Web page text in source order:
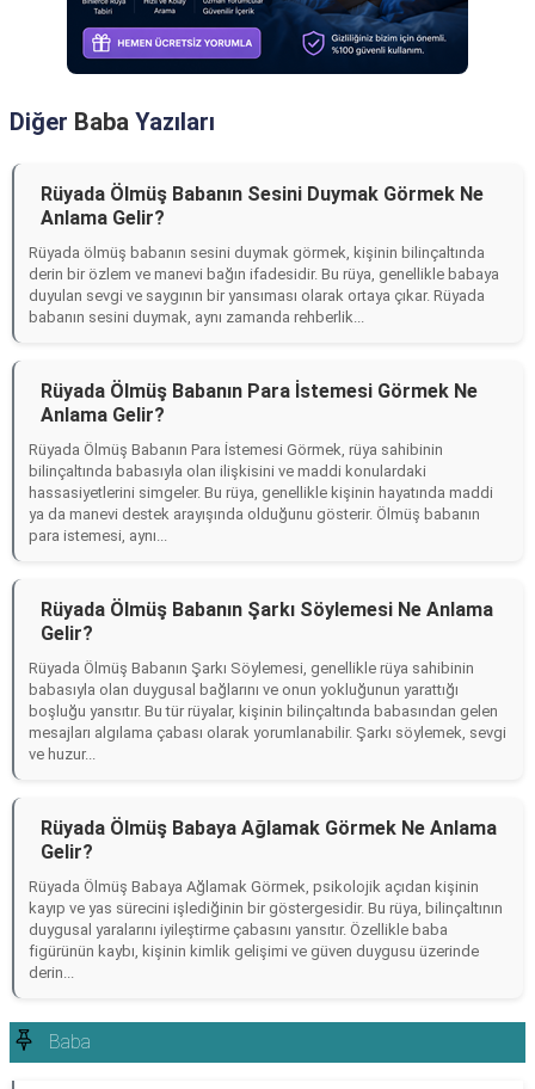
Diğer Baba Yazıları
Rüyada Ölmüş Babanın Sesini Duymak Görmek Ne
Anlama Gelir?
Rüyada ölmüş babanın sesini duymak görmek, kişinin bilinçaltında
derin bir özlem ve manevi bağın ifadesidir. Bu rüya, genellikle babaya
duyulan sevgi ve saygının bir yansıması olarak ortaya çıkar. Rüyada
babanın sesini duymak, aynı zamanda rehberlik...
Rüyada Ölmüş Babanın Para İstemesi Görmek Ne
Anlama Gelir?
Rüyada Ölmüş Babanın Para İstemesi Görmek, rüya sahibinin
bilinçaltında babasıyla olan ilişkisini ve maddi konulardaki
hassasiyetlerini simgeler. Bu rüya, genellikle kişinin hayatında maddi
ya da manevi destek arayışında olduğunu gösterir. Ölmüş babanın
para istemesi, aynı...
Rüyada Ölmüş Babanın Şarkı Söylemesi Ne Anlama
Gelir?
Rüyada Ölmüş Babanın Şarkı Söylemesi, genellikle rüya sahibinin
babasıyla olan duygusal bağlarını ve onun yokluğunun yarattığı
boşluğu yansıtır. Bu tür rüyalar, kişinin bilinçaltında babasından gelen
mesajları algılama çabası olarak yorumlanabilir. Şarkı söylemek, sevgi
ve huzur...
Rüyada Ölmüş Babaya Ağlamak Görmek Ne Anlama
Gelir?
Rüyada Ölmüş Babaya Ağlamak Görmek, psikolojik açıdan kişinin
kayıp ve yas sürecini işlediğinin bir göstergesidir. Bu rüya, bilinçaltının
duygusal yaralarını iyileştirme çabasını yansıtır. Özellikle baba
figürünün kaybı, kişinin kimlik gelişimi ve güven duygusu üzerinde
derin...
Baba